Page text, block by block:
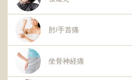
肘/手首痛
坐骨神経痛